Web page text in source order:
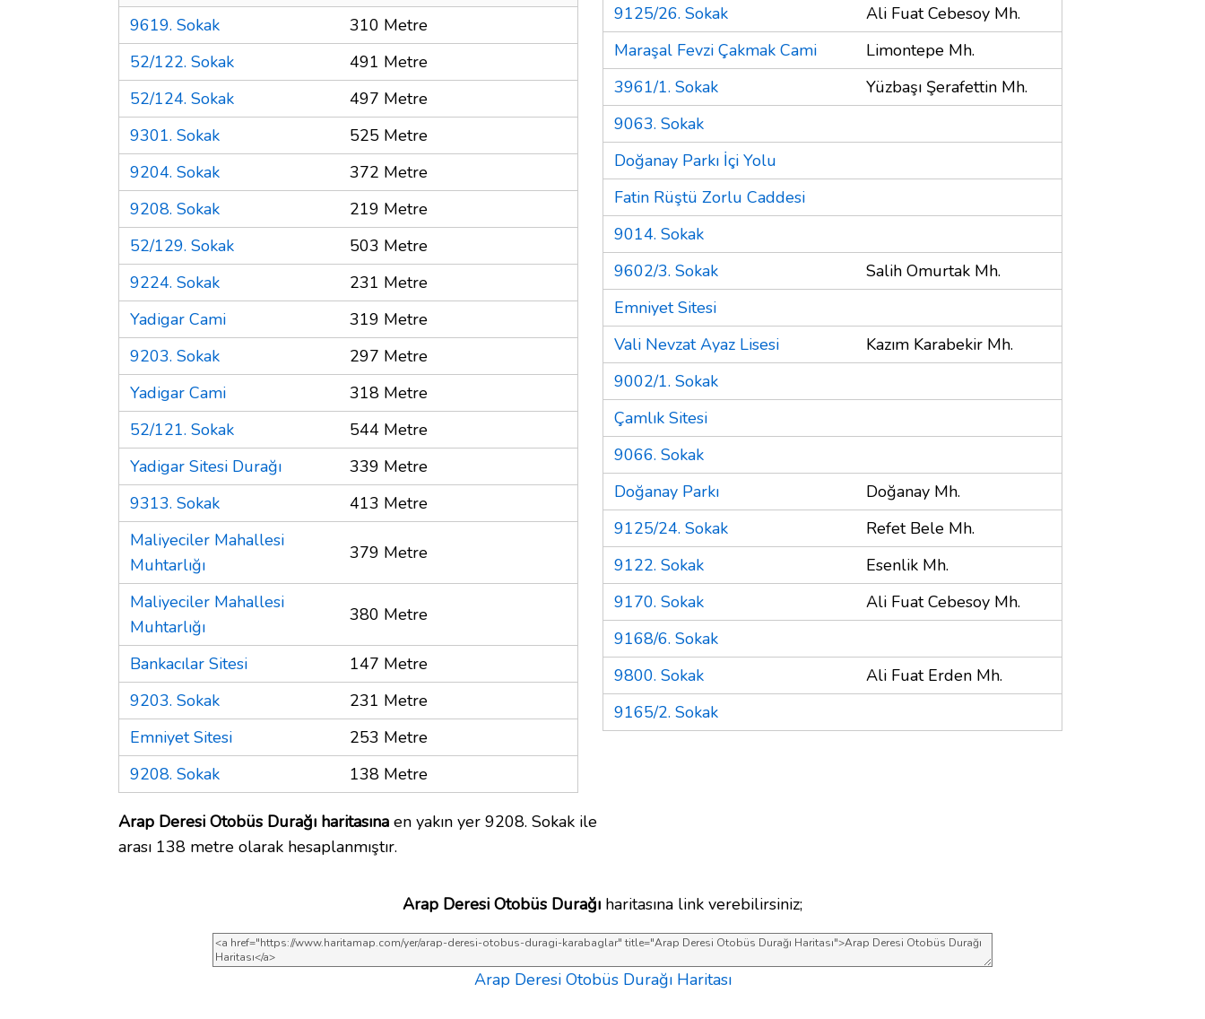
9619. Sokak
310 Metre
52/122. Sokak
491 Metre
52/124. Sokak
497 Metre
9301. Sokak
525 Metre
9204. Sokak
372 Metre
9208. Sokak
219 Metre
52/129. Sokak
503 Metre
9224. Sokak
231 Metre
Yadigar Cami
319 Metre
9203. Sokak
297 Metre
Yadigar Cami
318 Metre
52/121. Sokak
544 Metre
Yadigar Sitesi Durağı
339 Metre
9313. Sokak
413 Metre
Maliyeciler Mahallesi
Muhtarlığı
379 Metre
Maliyeciler Mahallesi
Muhtarlığı
380 Metre
Bankacılar Sitesi
147 Metre
9203. Sokak
231 Metre
Emniyet Sitesi
253 Metre
9208. Sokak
138 Metre
Arap Deresi Otobüs Durağı haritasına en yakın yer 9208. Sokak ile
arası 138 metre olarak hesaplanmıştır.
9125/26. Sokak
Ali Fuat Cebesoy Mh.
Maraşal Fevzi Çakmak Cami
Limontepe Mh.
3961/1. Sokak
Yüzbaşı Şerafettin Mh.
9063. Sokak
Doğanay Parkı İçi Yolu
Fatin Rüştü Zorlu Caddesi
9014. Sokak
9602/3. Sokak
Salih Omurtak Mh.
Emniyet Sitesi
Vali Nevzat Ayaz Lisesi
Kazım Karabekir Mh.
9002/1. Sokak
Çamlık Sitesi
9066. Sokak
Doğanay Parkı
Doğanay Mh.
9125/24. Sokak
Refet Bele Mh.
9122. Sokak
Esenlik Mh.
9170. Sokak
Ali Fuat Cebesoy Mh.
9168/6. Sokak
9800. Sokak
Ali Fuat Erden Mh.
9165/2. Sokak
Arap Deresi Otobüs Durağı haritasına link verebilirsiniz;
Arap Deresi Otobüs Durağı Haritası